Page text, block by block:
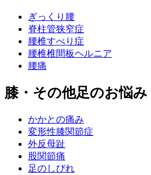
ぎっくり腰
脊柱管狭窄症
腰椎すべり症
腰椎椎間板ヘルニア
腰痛
膝・その他足のお悩み
かかとの痛み
変形性膝関節症
外反母趾
股関節痛
足のしびれ